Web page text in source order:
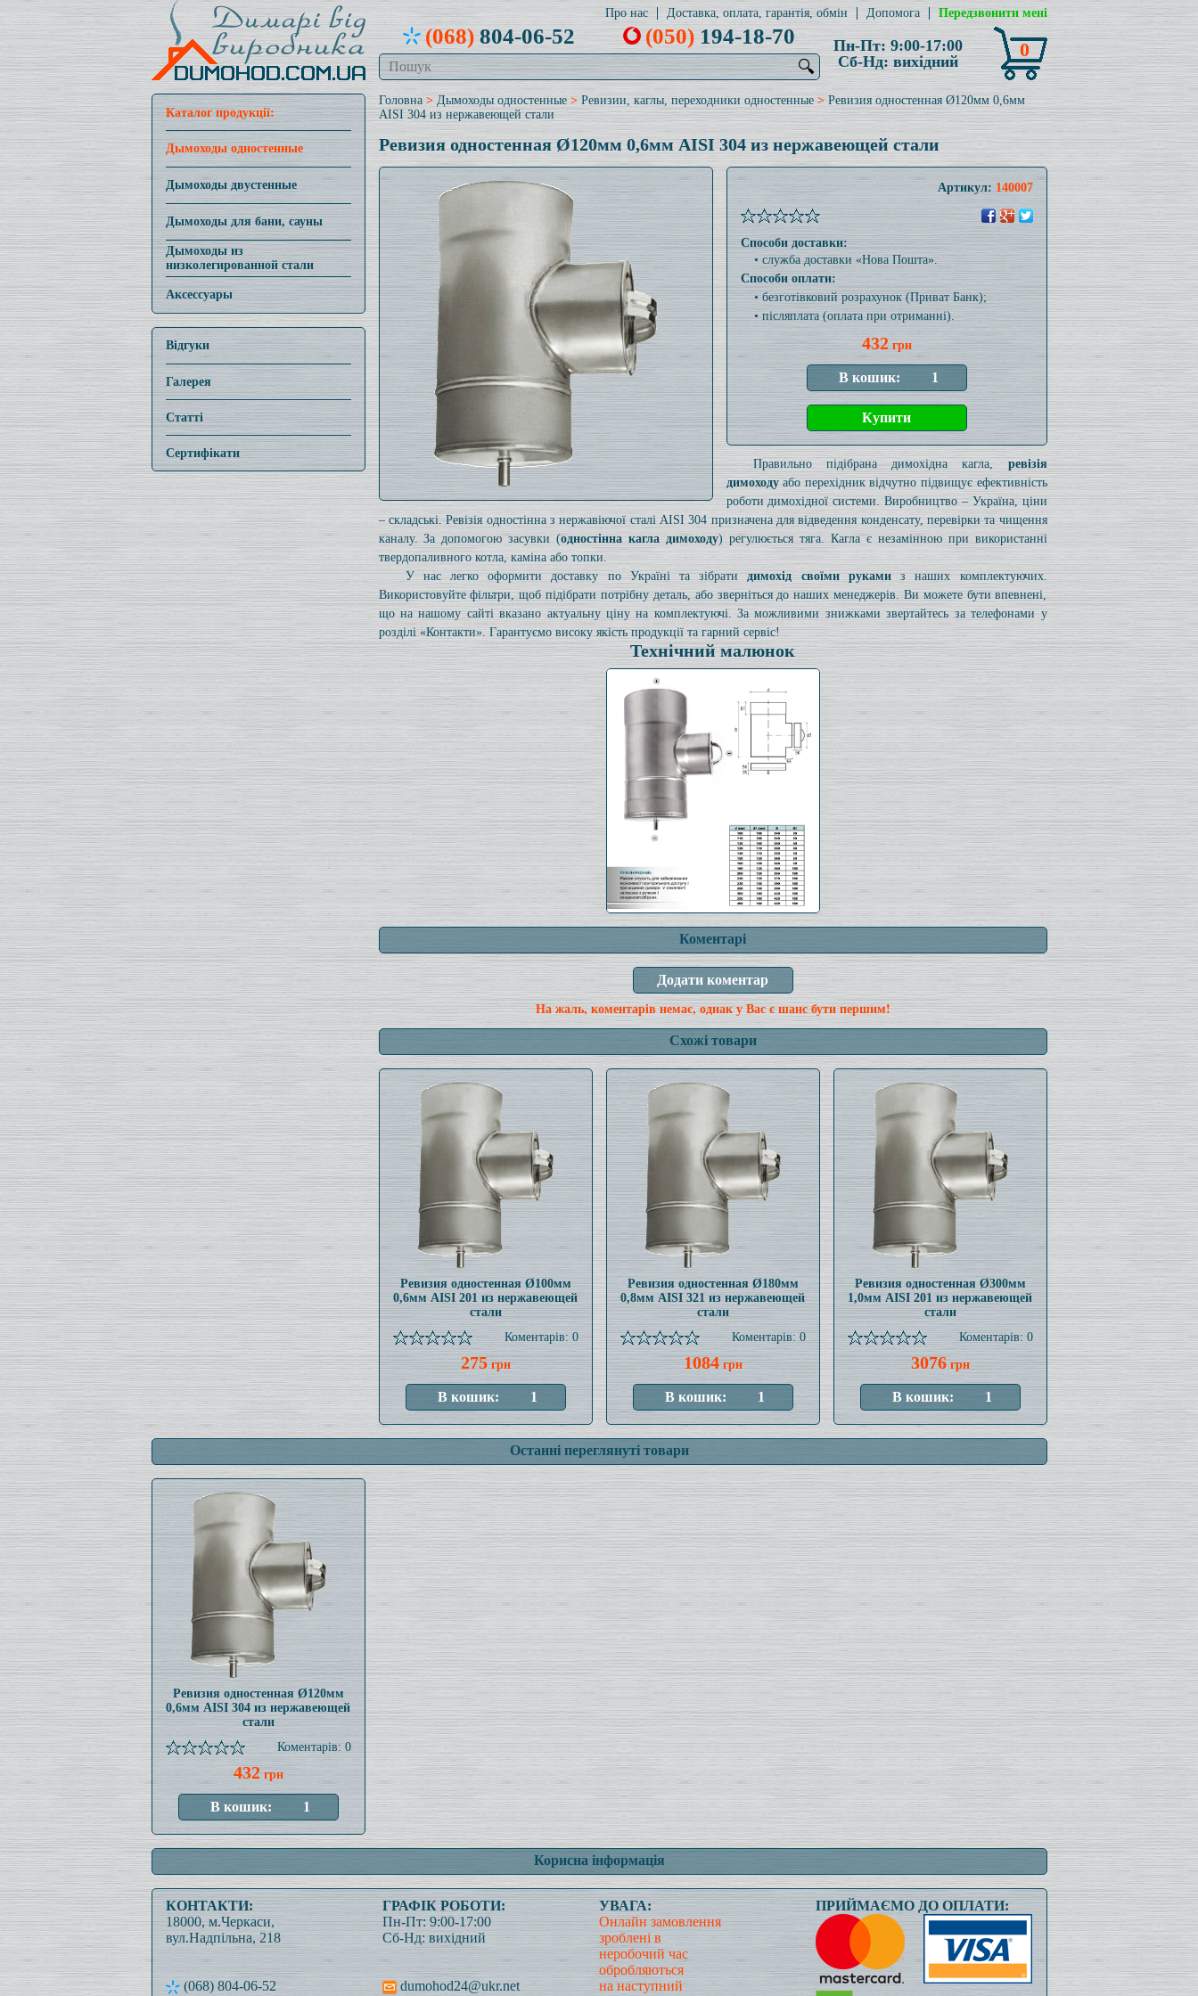
Про нас Доставка, оплата, гарантія, обмін Допомога Передзвонити мені
(068)804-06-52 (050)194-18-70
🔍
Пн-Пт: 9:00-17:00
Сб-Нд: вихідний
0
Каталог продукції:
Дымоходы одностенные
Дымоходы двустенные
Дымоходы для бани, сауны
Дымоходы из
низколегированной стали
Аксессуары
Відгуки
Галерея
Статті
Сертифікати
Головна> Дымоходы одностенные> Ревизии, каглы, переходники одностенные> Ревизия одностенная Ø120мм 0,6мм
AISI 304 из нержавеющей стали
Ревизия одностенная Ø120мм 0,6мм AISI 304 из нержавеющей стали
Артикул:140007
Способи доставки:
• служба доставки «Нова Пошта».
Способи оплати:
• безготівковий розрахунок (Приват Банк);
• післяплата (оплата при отриманні).
432грн
Правильно підібрана димохідна кагла, ревізія
димоходуабо перехідник відчутно підвищує ефективність
роботи димохідної системи. Виробництво – Україна, ціни
– складські. Ревізія одностінна з нержавіючої сталі AISI 304 призначена для відведення конденсату, перевірки та чищення
каналу. За допомогою засувки (одностінна кагла димоходу) регулюється тяга. Кагла є незамінною при використанні
твердопаливного котла, каміна або топки.
У нас легко оформити доставку по Україні та зібратидимохід своїми рукамиз наших комплектуючих.
Використовуйте фільтри, щоб підібрати потрібну деталь, або зверніться до наших менеджерів. Ви можете бути впевнені,
що на нашому сайті вказано актуальну ціну на комплектуючі. За можливими знижками звертайтесь за телефонами у
розділі «Контакти». Гарантуємо високу якість продукції та гарний сервіс!
Технічний малюнок
Коментарі
На жаль, коментарів немає, однак у Вас є шанс бути першим!
Схожі товари
Ревизия одностенная Ø100мм
0,6мм AISI 201 из нержавеющей
стали
Коментарів: 0
275грн
Ревизия одностенная Ø180мм
0,8мм AISI 321 из нержавеющей
стали
Коментарів: 0
1084грн
Ревизия одностенная Ø300мм
1,0мм AISI 201 из нержавеющей
стали
Коментарів: 0
3076грн
Останні переглянуті товари
Ревизия одностенная Ø120мм
0,6мм AISI 304 из нержавеющей
стали
Коментарів: 0
432грн
Корисна інформація
КОНТАКТИ:
18000, м.Черкаси,
вул.Надпільна, 218
(068) 804-06-52
ГРАФІК РОБОТИ:
Пн-Пт: 9:00-17:00
Сб-Нд: вихідний
dumohod24@ukr.net
УВАГА:
Онлайн замовлення
зроблені в
неробочий час
обробляються
на наступний
ПРИЙМАЄМО ДО ОПЛАТИ: